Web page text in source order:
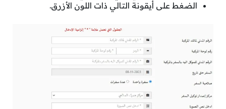
الضغط على أيقونة التالي ذات اللون الأزرق.